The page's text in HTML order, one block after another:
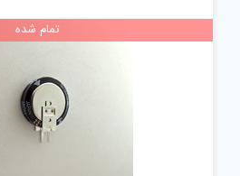
تمام شده